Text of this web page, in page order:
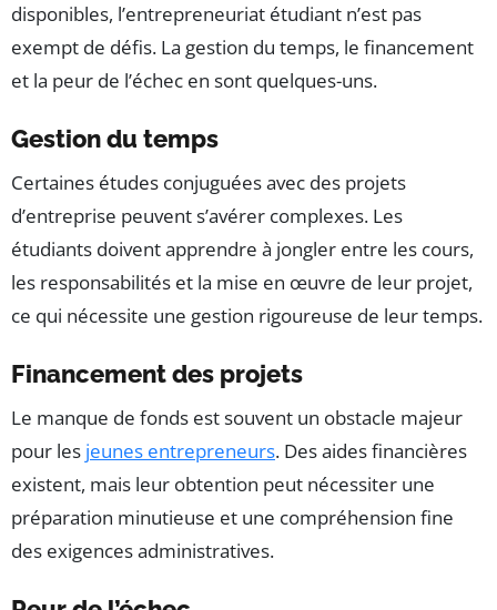
disponibles, l’entrepreneuriat étudiant n’est pas
exempt de défis. La gestion du temps, le financement
et la peur de l’échec en sont quelques-uns.
Gestion du temps
Certaines études conjuguées avec des projets
d’entreprise peuvent s’avérer complexes. Les
étudiants doivent apprendre à jongler entre les cours,
les responsabilités et la mise en œuvre de leur projet,
ce qui nécessite une gestion rigoureuse de leur temps.
Financement des projets
Le manque de fonds est souvent un obstacle majeur
pour les jeunes entrepreneurs. Des aides financières
existent, mais leur obtention peut nécessiter une
préparation minutieuse et une compréhension fine
des exigences administratives.